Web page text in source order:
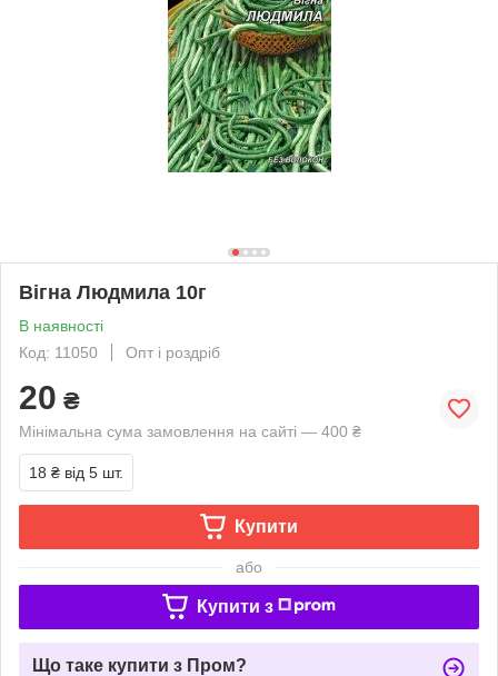
Вігна Людмила 10г
В наявності
Код: 11050
Опт і роздріб
20 ₴
Мінімальна сума замовлення на сайті — 400 ₴
18 ₴ від 5 шт.
Купити
або
Купити з
Що таке купити з Пром?